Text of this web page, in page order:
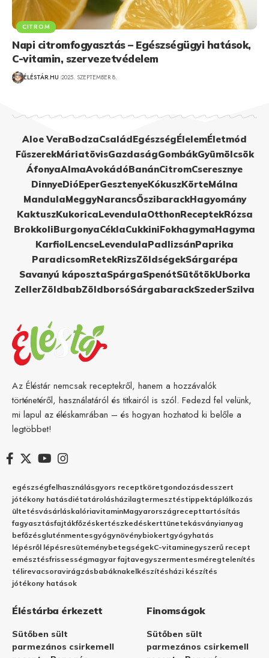
CITROM
Napi citromfogyasztás – Egészségügyi hatások,
C-vitamin, szervezetvédelem
ÉLÉSTÁR.HU 2025. SZEPTEMBER 8.
Aloe VeraBodzaCsaládEgészségÉlelemÉletmód
FűszerekMáriatövisGazdaságGombákGyümölcsök
ÁfonyaAlmaAvokádóBanánCitromCseresznye
DinnyeDióEperGesztenyeKókuszKörteMálna
MandulaMeggyNarancsŐszibarackHagyomány
KaktuszKukoricaLevendulaOtthonReceptekRózsa
BrokkoliBurgonyaCéklaCukkiniFokhagymaHagyma
KarfiolLencseLevendulaPadlizsánPaprika
ParadicsomRetekRizsZöldségekSárgarépa
Savanyú káposztaSpárgaSpenótSütőtökUborka
ZellerZöldbabZöldborsóSárgabarackSzederSzilva
Az Éléstár nemcsak receptekről, hanem a hozzávalók
történetéről, használatáról és titkairól is szól. Fedezd fel velünk,
mi lapul az éléskamrában – és hogyan hozhatod ki belőle a
legtöbbet!
egészségfelhasználásgyors receptköretgondozásdesszert
jótékony hatásdiétatárolásházilagtermesztéstippektáplálkozás
ültetésvásárláskalóriavitaminMagyarországrecepttartósítás
fagyasztásfajtákfőzéskertészkedéskerttünetekásványianyag
befőzésgluténmentesgyógynövénybiokertgyógyhatás
lépésről lépésresüteménybetegségekC-vitaminegyszerű recept
emésztésfrissességmagyar fajtavegyszermentesméregtelenítés
télirevacsoravirágzásbabáknakelkészítésházi készítés
jótékony hatások
Éléstárba érkezett
Sütőben sült
parmezános csirkemell
Finomságok
Sütőben sült
parmezános csirkemell